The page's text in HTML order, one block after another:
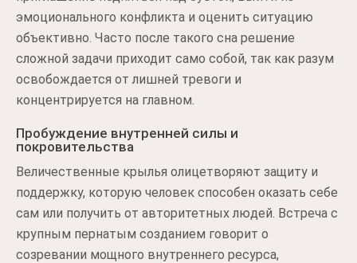
эмоционального конфликта и оценить ситуацию
объективно. Часто после такого сна решение
сложной задачи приходит само собой, так как разум
освобождается от лишней тревоги и
концентрируется на главном.
Пробуждение внутренней силы и
покровительства
Величественные крылья олицетворяют защиту и
поддержку, которую человек способен оказать себе
сам или получить от авторитетных людей. Встреча с
крупным пернатым созданием говорит о
созревании мощного внутреннего ресурса,